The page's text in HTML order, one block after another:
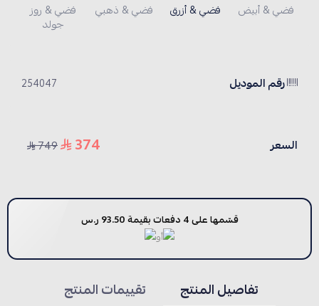
فضي & أبيض فضي & أزرق فضي & ذهبي فضي & روز
جولد
رقم الموديل 254047
السعر 374
749
قسّمها على 4 دفعات بقيمة 93.50 ر.س
أو
تفاصيل المنتج تقييمات المنتج